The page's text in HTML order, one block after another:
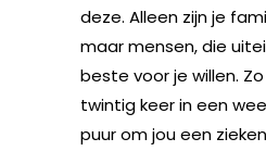
deze. Alleen zijn je
maar mensen, die
beste voor je willen.
twintig keer in een
puur om jou een